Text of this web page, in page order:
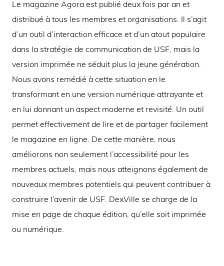
Le magazine Agora est publié deux fois par an et
distribué à tous les membres et organisations. Il s’agit
d’un outil d’interaction efficace et d’un atout populaire
dans la stratégie de communication de USF, mais la
version imprimée ne séduit plus la jeune génération.
Nous avons remédié à cette situation en le
transformant en une version numérique attrayante et
en lui donnant un aspect moderne et revisité. Un outil
permet effectivement de lire et de partager facilement
le magazine en ligne. De cette manière, nous
améliorons non seulement l’accessibilité pour les
membres actuels, mais nous atteignons également de
nouveaux membres potentiels qui peuvent contribuer à
construire l’avenir de USF. DexVille se charge de la
mise en page de chaque édition, qu’elle soit imprimée
ou numérique.